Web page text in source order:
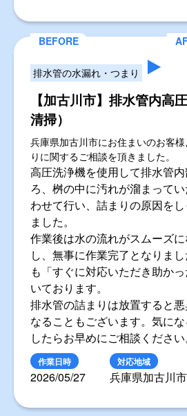
排水管の水漏れ・つまり
【加古川市】排水管内高
清掃）
兵庫県加古川市にお住まいのお客
りに関するご相談を頂きました。
高圧洗浄機を使用して排水管
ろ、桝の中に汚れが溜まって
わせて行い、詰まりの原因を
ました。
作業後は水の流れがスムーズ
し、無事に作業完了となりま
も「すぐに対応いただき助か
いております。
排水管の詰まりは放置すると
なることもございます。気に
したらお早めにご相談ください
作業日時
2026/05/27
対応地域
兵庫県加古川市